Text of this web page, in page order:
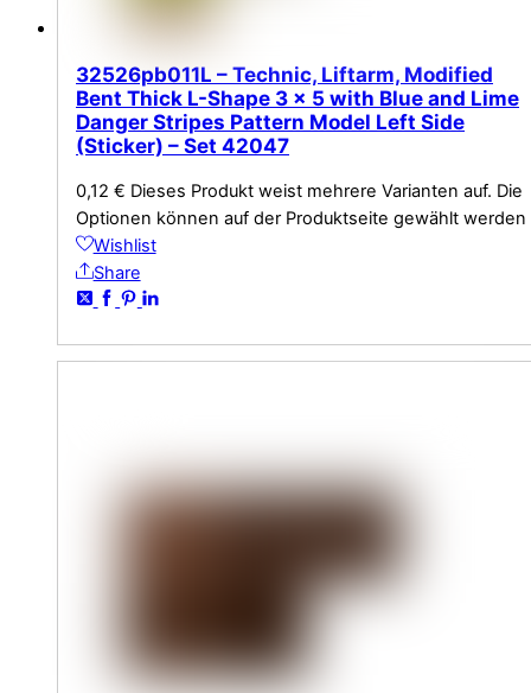
32526pb011L – Technic, Liftarm, Modified
Bent Thick L-Shape 3 x 5 with Blue and Lime
Danger Stripes Pattern Model Left Side
(Sticker) – Set 42047
0,12 € Dieses Produkt weist mehrere Varianten auf. Die
Optionen können auf der Produktseite gewählt werden
Wishlist
Share